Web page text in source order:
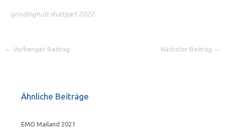
grindinghub stuttgart 2022
← Vorheriger Beitrag Nächster Beitrag →
Ähnliche Beiträge
EMO Mailand 2021